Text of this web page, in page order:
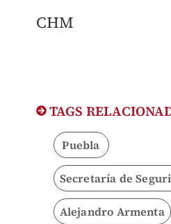
CHM
TAGS
Puebla
Secretaría de
Alejandro Armenta